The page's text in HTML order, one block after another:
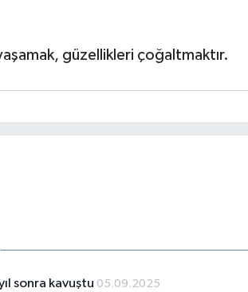
güzellikleri çoğaltmaktır.
sonra kavuştu 05.09.2025